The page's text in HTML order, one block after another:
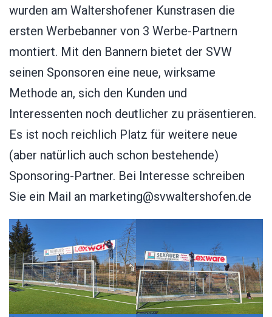
wurden am Waltershofener Kunstrasen die
ersten Werbebanner von 3 Werbe-Partnern
montiert. Mit den Bannern bietet der SVW
seinen Sponsoren eine neue, wirksame
Methode an, sich den Kunden und
Interessenten noch deutlicher zu präsentieren.
Es ist noch reichlich Platz für weitere neue
(aber natürlich auch schon bestehende)
Sponsoring-Partner. Bei Interesse schreiben
Sie ein Mail an marketing@svwaltershofen.de